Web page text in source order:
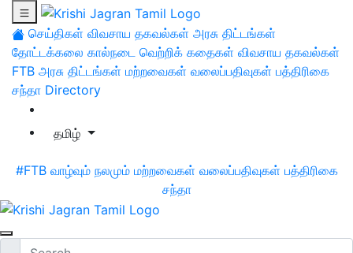
செய்திகள் விவசாய தகவல்கள் அரசு திட்டங்கள்
தோட்டக்கலை கால்நடை வெற்றிக் கதைகள் விவசாய தகவல்கள்
FTB அரசு திட்டங்கள் மற்றவைகள் வலைப்பதிவுகள் பத்திரிகை
சந்தா Directory
தமிழ்
#FTB வாழ்வும் நலமும் மற்றவைகள் வலைப்பதிவுகள் பத்திரிகை
சந்தா